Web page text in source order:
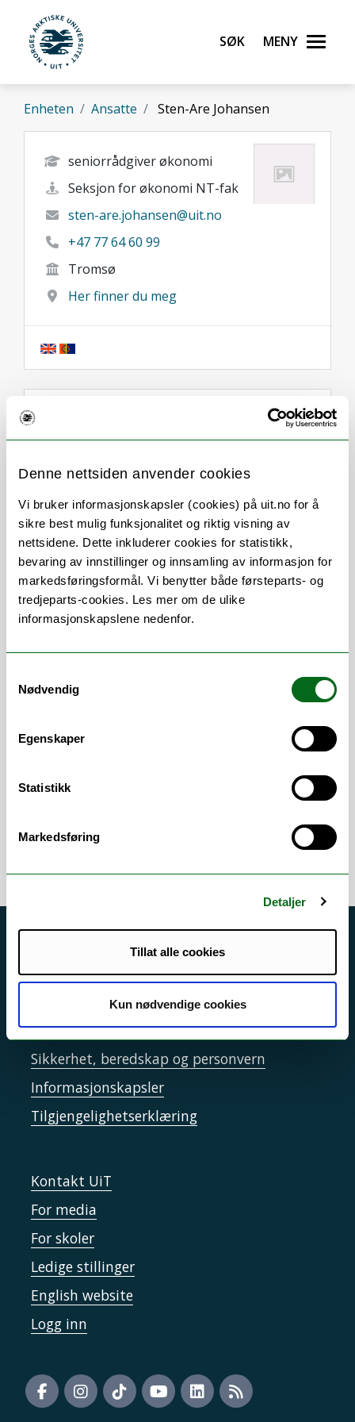
Denne nettsiden anvender cookies
Vi bruker informasjonskapsler (cookies) på uit.no for å
sikre best mulig funksjonalitet og riktig visning av
nettsidene. Dette inkluderer cookies for statistikk,
bevaring av innstillinger og innsamling av informasjon for
markedsføringsformål. Vi benytter både førsteparts- og
tredjeparts-cookies. Les mer om de ulike
informasjonskapslene nedenfor.
Nødvendig
Egenskaper
Statistikk
Markedsføring
Detaljer
Tillat alle cookies
Kun nødvendige cookies
Gå til hovedinnhold
UiT Norges arktiske universitet
Søk Meny
Enheten Ansatte Sten-Are Johansen
seniorrådgiver økonomi
Seksjon for økonomi NT-fak
sten-are.johansen@uit.no
+47 77 64 60 99
Tromsø
Her finner du meg
Forskning og undervisning
Stillingsbeskrivelse
Budsjettering, oppfølging av eksternt
finansierte prosjekter (EU, NFR, etc.).
Lage og vedlikeholde budsjett- og
vitenskapelige ansatte med økonomiske
saksbehandling innen økonomifeltet.
Si ifra!
Driftsmeldinger
Personvern ved UiT
Sikkerhet, beredskap og personvern
Informasjonskapsler
Tilgjengelighetserklæring
Kontakt UiT
For media
For skoler
Ledige stillinger
English website
Logg inn